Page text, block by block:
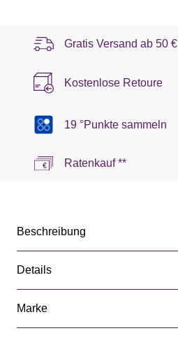
Gratis Versand ab 50 €
Kostenlose Retoure
19 °Punkte sammeln
Ratenkauf **
Beschreibung
Details
Marke